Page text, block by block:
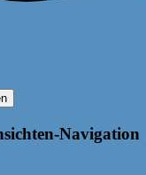
Navigation